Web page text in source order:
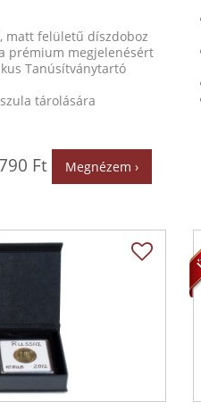
matt felületű díszdoboz
prémium megjelenésért
Tanúsítványtartó
tárolására
Ft Megnézem ›